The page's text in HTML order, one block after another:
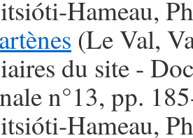
Hameau,
(Le Val,
du site -
n°13, pp.
Hameau,